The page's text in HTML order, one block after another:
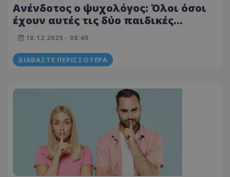
Ανένδοτος ο ψυχολόγος: Όλοι όσοι
έχουν αυτές τις δύο παιδικές
αναμνήσεις είναι πιο ευτυχισμένοι
ενήλικες
18.12.2025 - 08:49
ΔΙΑΒΆΣΤΕ ΠΕΡΙΣΣΌΤΕΡΑ